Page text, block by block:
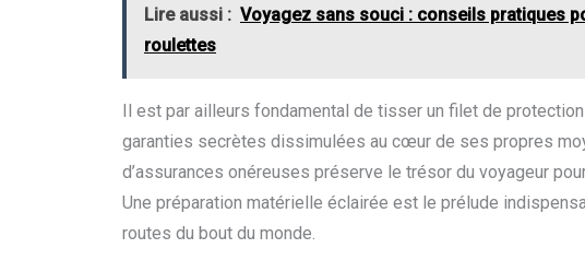
Lire aussi : Voyagez sans souci : conseils pratiques
roulettes
Il est par ailleurs fondamental de tisser un filet de
garanties secrètes dissimulées au cœur de ses propres
d’assurances onéreuses préserve le trésor du voyageur
Une préparation matérielle éclairée est le prélude
routes du bout du monde.